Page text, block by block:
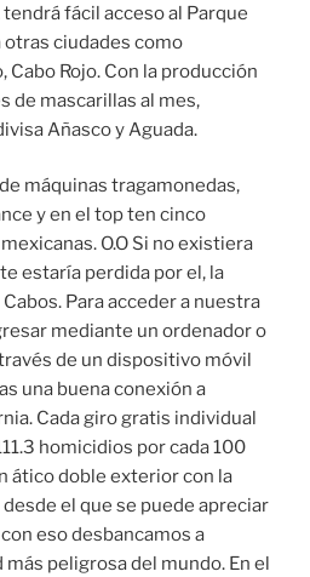
fácil acceso al Parque
otras ciudades como
Cabo Rojo. Con la producción
de mascarillas al mes,
Añasco y Aguada.
máquinas tragamonedas,
y en el top ten cinco
O.O Si no existiera
estaría perdida por el, la
Para acceder a nuestra
mediante un ordenador o
de un dispositivo móvil
una buena conexión a
Cada giro gratis individual
homicidios por cada 100
ático doble exterior con la
el que se puede apreciar
eso desbancamos a
más peligrosa del mundo. En el